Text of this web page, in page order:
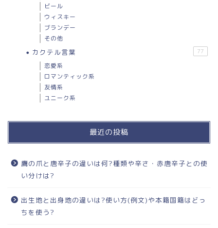
ビール
ウィスキー
ブランデー
その他
カクテル言葉 77
恋愛系
ロマンティック系
友情系
ユニーク系
最近の投稿
鷹の爪と唐辛子の違いは何?種類や辛さ・赤唐辛子との使
い分けは?
出生地と出身地の違いは?使い方(例文)や本籍国籍はどっ
ちを使う?